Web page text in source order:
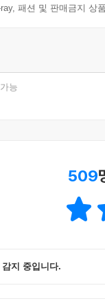
패션 및 판매금지 상
능
509
지 중입니다.